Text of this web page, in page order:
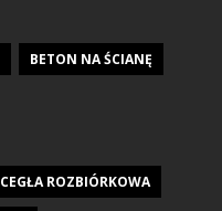
BETON NA ŚCIANĘ
CEGŁA ROZBIÓRKOWA